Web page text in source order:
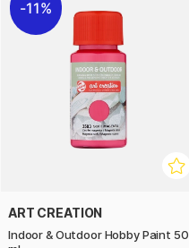
11%
ART CREATION
Indoor & Outdoor Hobby Paint 50